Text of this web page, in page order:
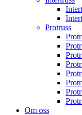
Protruss
Om oss